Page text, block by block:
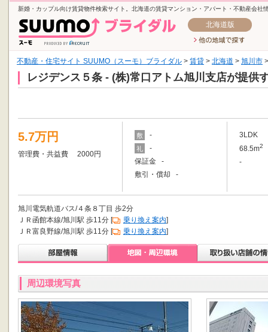
新婚・カップル向け賃貸物件検索サイト。北海道の賃貸マンション・アパート・不動産会社
北海道版
不動産・住宅サイト SUUMO（スーモ）ブライダル > 賃貸 > 北海道 > 旭川市
レジデンス５条 - (株)常口アトム旭川支店が提供
5.7万円
管理費・共益費 2000円
敷 -
礼
-
保証金 -
敷引・償却 -
3LDK
68.5m2
-
旭川電気軌道バス/４条８丁目 歩2分
ＪＲ函館本線/旭川駅 歩11分 [
乗り換え案内]
ＪＲ富良野線/旭川駅 歩11分 [
乗り換え案内]
周辺環境写真